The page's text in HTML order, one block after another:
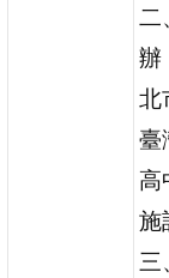
二
辦
北
臺
高
施
三